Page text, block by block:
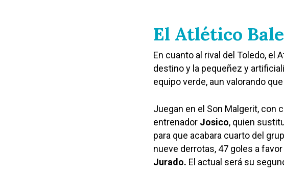
El Atlético
En cuanto al rival del Toledo, el
destino y la pequeñez y
equipo verde, aun valorando
Juegan en el Son Malgerit, con
entrenador Josico, quien
para que acabara cuarto del
nueve derrotas, 47 goles a
Jurado. El actual será su